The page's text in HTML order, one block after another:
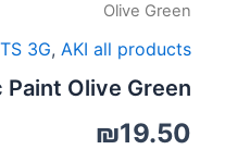
Olive Green
3G, AKI all products
Olive Green
₪19.50
Paint
Green